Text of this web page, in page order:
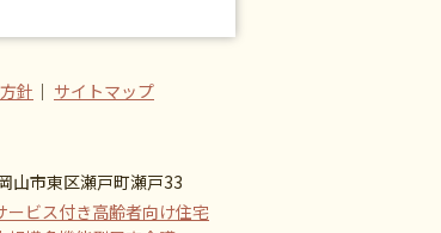
針 ｜ サイトマップ
山市東区瀬戸町瀬戸33
ービス付き高齢者向け住宅